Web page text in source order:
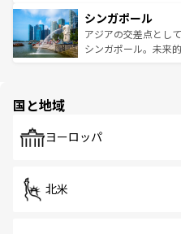
参照してほしい。
激する。気候は一年
が待っている。親し
た文化、そして多様
み、どこを訪れても
ており、効率よく見
うな絶景から文化的
シンガポール
アジアの交差点とし
シンガポール。未来
で、ホーカーズは地
国と地域
ヨーロッパ
北米